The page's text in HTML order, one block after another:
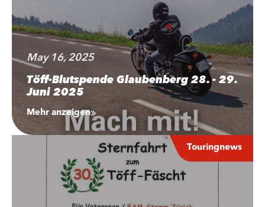
May 16, 2025
Töff-Blutspende Glaubenberg 28. - 29.
Juni 2025
Mehr anzeigen
Touringnews